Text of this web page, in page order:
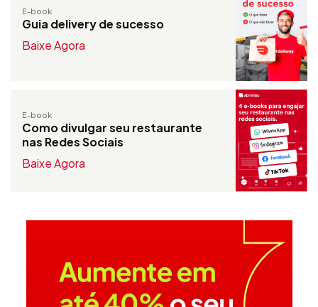
E-book
Guia delivery de sucesso
Baixe Agora
E-book
Como divulgar seu restaurante
nas Redes Sociais
Baixe Agora